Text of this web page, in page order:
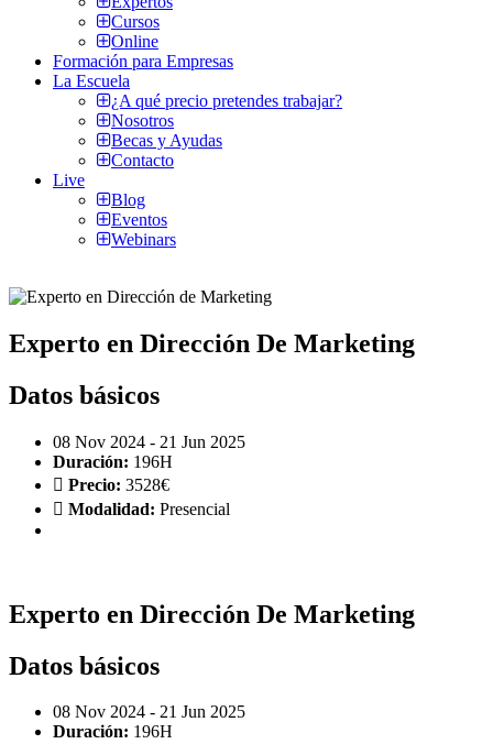
Cursos
Online
Formación para Empresas
La Escuela
¿A qué precio pretendes trabajar?
Nosotros
Becas y Ayudas
Contacto
Live
Blog
Eventos
Webinars
Experto en Dirección De Marketing
Datos básicos
08 Nov 2024 - 21 Jun 2025
Duración: 196H
Precio: 3528€
Modalidad: Presencial
Experto en Dirección De Marketing
Datos básicos
08 Nov 2024 - 21 Jun 2025
Duración: 196H